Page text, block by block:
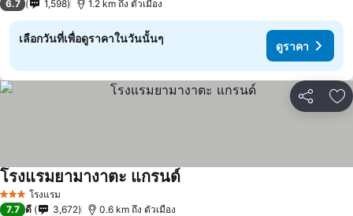
6.7 1,598 1.2 km ถึง ตัวเมือง
เลือกวันที่เพื่อดูราคาในวันนั้นๆ
ดูราคา
แชร์ เ
3 ดาว โรงแรม
โรงแรมยามางาตะ แกรนด์ดูราคา
7.7 ดี 3,672 0.6 km ถึง ตัวเมือง